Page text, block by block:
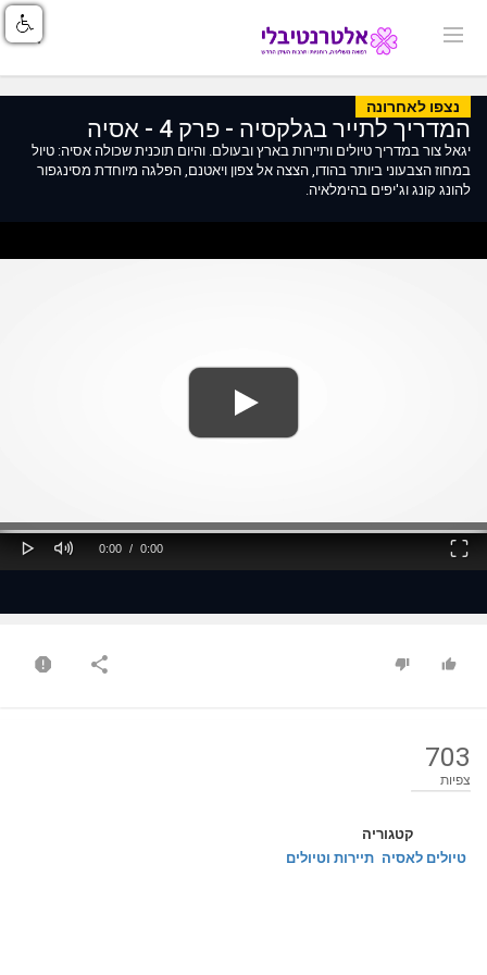
נצפו לאחרונה
המדריך לתייר בגלקסיה - פרק 4 - אסיה
יגאל צור במדריך טיולים ותיירות בארץ ובעולם. והיום תוכנית שכולה אסיה: טיול
במחוז הצבעוני ביותר בהודו, הצצה אל צפון ויאטנם, הפלגה מיוחדת מסינגפור
להונג קונג וג'יפים בהימלאיה.
Play Mute
Current
0:00 /
Duration
0:00
Fullscreen
703
צפיות
קטגוריה
טיולים לאסיה תיירות וטיולים